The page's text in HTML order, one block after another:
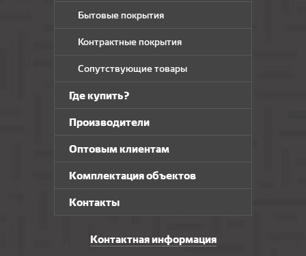
Бытовые покрытия
Контрактные покрытия
Сопутствующие товары
Где купить?
Производители
Оптовым клиентам
Комплектация объектов
Контакты
Контактная информация